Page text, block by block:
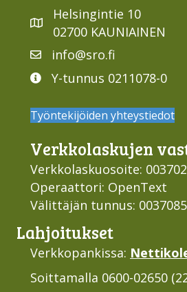
Helsingintie 10
02700 KAUNIAINEN
info@sro.fi
Y-tunnus 0211078-0
Työntekijöiden yhteystiedot
Verkko­laskujen
Verkkolaskuosoite:
Operaattori: OpenText
Välittäjän tunnus:
Lahjoi­tukset
Verkkopankissa:
Soittamalla 0600-02650